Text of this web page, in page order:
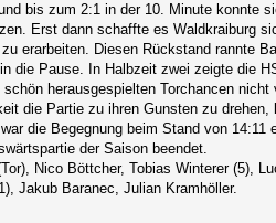
bis zum 2:1 in der 10. Minute konnte
Erst dann schaffte es Waldkraiburg
erarbeiten. Diesen Rückstand rannte
die Pause. In Halbzeit zwei zeigte die
herausgespielten Torchancen nicht
die Partie zu ihren Gunsten zu drehen,
die Begegnung beim Stand von 14:11
der Saison beendet.
Nico Böttcher, Tobias Winterer (5),
Jakub Baranec, Julian Kramhöller.